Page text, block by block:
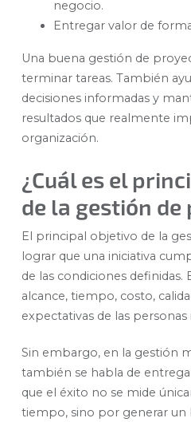
negocio.
Entregar valor de
Una buena gestión de
terminar tareas. También
decisiones informadas y
resultados que realmente
organización.
¿Cuál es el
de la gestión de
El principal objetivo de la
lograr que una iniciativa
de las condiciones
alcance, tiempo, costo,
expectativas de las personas
Sin embargo, en la gestión
también se habla de
que el éxito no se mide
tiempo, sino por generar un